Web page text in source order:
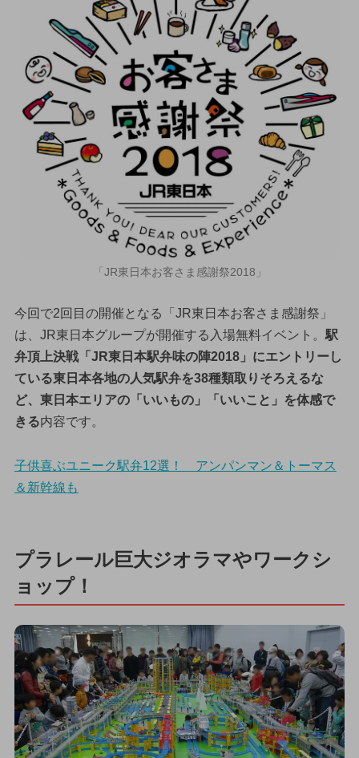
「JR東日本お客さま感謝祭2018」
今回で2回目の開催となる「JR東日本お客さま感謝祭」
は、JR東日本グループが開催する入場無料イベント。 駅
弁頂上決戦「JR東日本駅弁味の陣2018」にエントリーし
ている東日本各地の人気駅弁を38種類取りそろえるな
ど、東日本エリアの「いいもの」「いいこと」を体感で
きる内容です。
子供喜ぶユニーク駅弁12選！ アンパンマン＆トーマス
＆新幹線も
プラレール巨大ジオラマやワークシ
ョップ！